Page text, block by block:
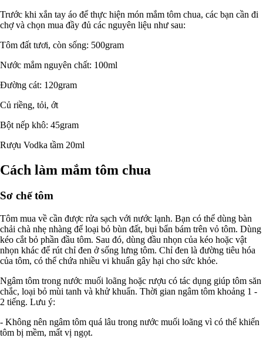
Trước khi xắn tay áo để thực hiện món mắm tôm chua, các bạn cần đi
chợ và chọn mua đầy đủ các nguyên liệu như sau:
Tôm đất tươi, còn sống: 500gram
Nước mắm nguyên chất: 100ml
Đường cát: 120gram
Củ riềng, tỏi, ớt
Bột nếp khô: 45gram
Rượu Vodka tầm 20ml
Cách làm mắm tôm chua
Sơ chế tôm
Tôm mua về cần được rửa sạch với nước lạnh. Bạn có thể dùng bàn
chải chà nhẹ nhàng để loại bỏ bùn đất, bụi bẩn bám trên vỏ tôm. Dùng
kéo cắt bỏ phần đầu tôm. Sau đó, dùng đầu nhọn của kéo hoặc vật
nhọn khác để rút chỉ đen ở sống lưng tôm. Chỉ đen là đường tiêu hóa
của tôm, có thể chứa nhiều vi khuẩn gây hại cho sức khỏe.
Ngâm tôm trong nước muối loãng hoặc rượu có tác dụng giúp tôm săn
chắc, loại bỏ mùi tanh và khử khuẩn. Thời gian ngâm tôm khoảng 1 -
2 tiếng. Lưu ý:
- Không nên ngâm tôm quá lâu trong nước muối loãng vì có thể khiến
tôm bị mềm, mất vị ngọt.